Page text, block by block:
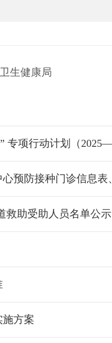
卫生健康局
救助受助人员名单公示
方案